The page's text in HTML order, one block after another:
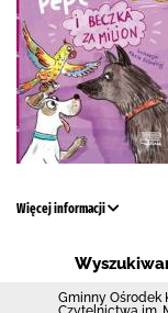
Więcej informacji
Gminny Ośrodek